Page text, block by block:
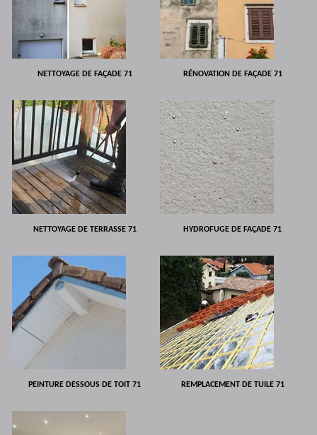
NETTOYAGE DE FAÇADE 71 RÉNOVATION DE FAÇADE 71
NETTOYAGE DE TERRASSE 71 HYDROFUGE DE FAÇADE 71
PEINTURE DESSOUS DE TOIT 71 REMPLACEMENT DE TUILE 71